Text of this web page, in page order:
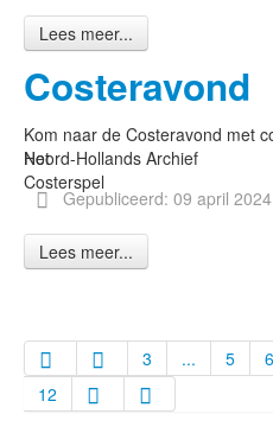
Lees meer...
Costeravond
Het
Costerspel
Kom naar de Costeravond met
Noord-Hollands Archief
Gepubliceerd: 09 april 2024
Lees meer...
3
... 5 6
12